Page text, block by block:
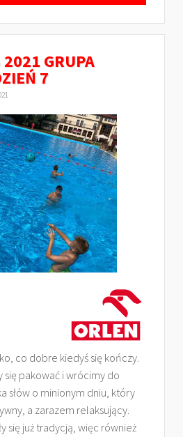
GRUPA
7
co dobre kiedyś się kończy.
się pakować i wrócimy do
słów o minionym dniu, który
a zarazem relaksujący.
się już tradycją, więc również